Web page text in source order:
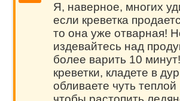
Я, наверное, многих
если креветка
то она уже отварная!
издевайтесь над
более варить 10
креветки, кладете в
обливаете чуть теплой